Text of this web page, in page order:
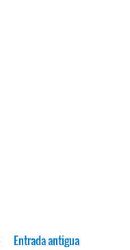
Entrada antigua